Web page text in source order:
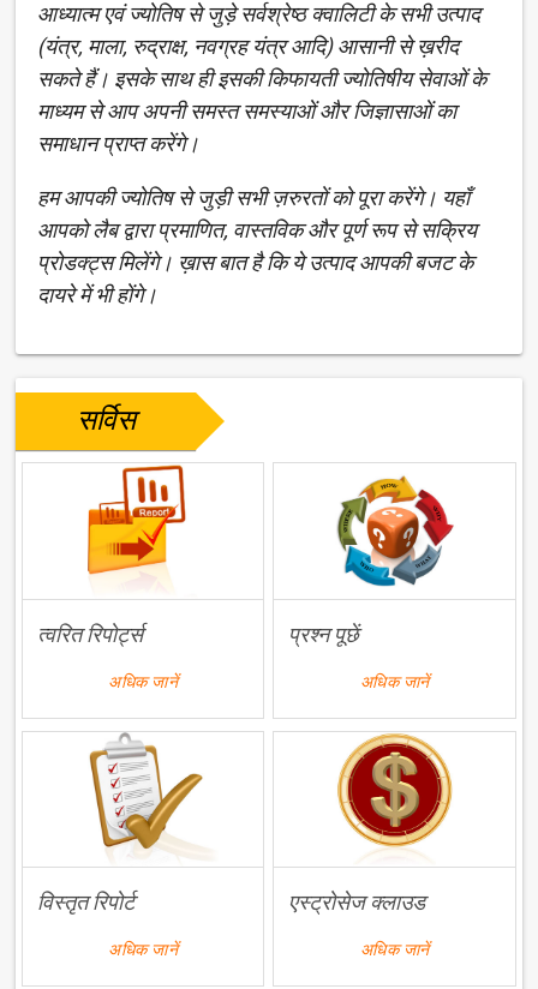
आध्यात्म एवं ज्योतिष से जुड़े सर्वश्रेष्ठ क्वालिटी के सभी उत्पाद
(यंत्र, माला, रुद्राक्ष, नवग्रह यंत्र आदि) आसानी से ख़रीद
सकते हैं। इसके साथ ही इसकी किफायती ज्योतिषीय सेवाओं के
माध्यम से आप अपनी समस्त समस्याओं और जिज्ञासाओं का
समाधान प्राप्त करेंगे।
हम आपकी ज्योतिष से जुड़ी सभी ज़रुरतों को पूरा करेंगे। यहाँ
आपको लैब द्वारा प्रमाणित, वास्तविक और पूर्ण रूप से सक्रिय
प्रोडक्ट्स मिलेंगे। ख़ास बात है कि ये उत्पाद आपकी बजट के
दायरे में भी होंगे।
सर्विस
त्वरित रिपोर्ट्स
अधिक जानें
प्रश्न पूछें
अधिक जानें
विस्तृत रिपोर्ट
अधिक जानें
एस्ट्रोसेज क्लाउड
अधिक जानें